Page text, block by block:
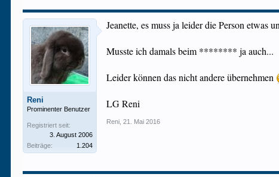
Reni
Prominenter Benutzer
Registriert seit:
3. August 2006
Beiträge:
1.204
Jeanette, es muss ja leider die Person etwas
Musste ich damals beim ******** ja auch...
Leider können das nicht andere übernehmen
LG Reni
Reni 21. Mai 2016